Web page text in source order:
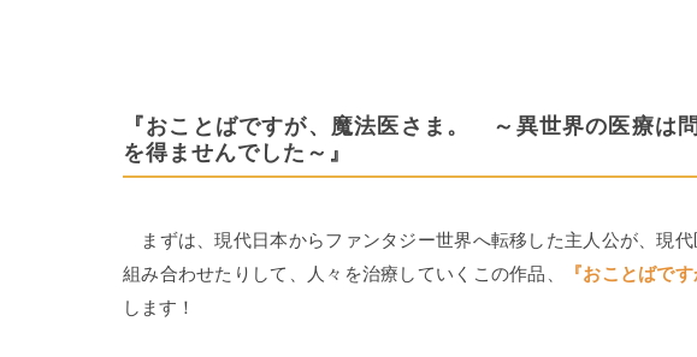
『おことばですが、魔法医さま。 ～異世界の医療は
を得ませんでした～』
まずは、現代日本からファンタジー世界へ転移した主人公が、現
組み合わせたりして、人々を治療していくこの作品、
『おことばで
します！